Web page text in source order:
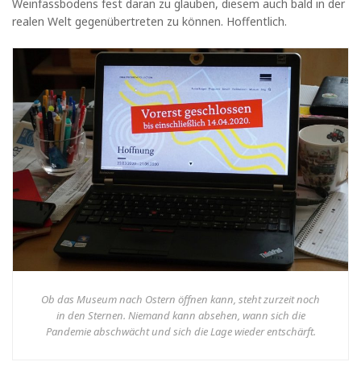
Weinfassbodens fest daran zu glauben, diesem auch bald in der
realen Welt gegenübertreten zu können. Hoffentlich.
Ob das Museum nach Ostern öffnen kann, steht zurzeit noch
in den Sternen. Niemand kann absehen, wann sich die
Pandemie abschwächt und sich die Lage wieder entschärft.